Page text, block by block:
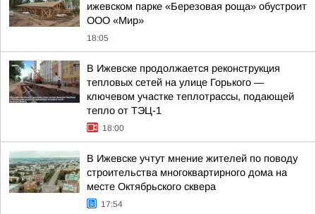
ижевском парке «Березовая роща» обустроит
ООО «Мир»
18:05
В Ижевске продолжается реконструкция
тепловых сетей на улице Горького —
ключевом участке теплотрассы, подающей
тепло от ТЭЦ-1
18:00
В Ижевске учтут мнение жителей по поводу
строительства многоквартирного дома на
месте Октябрьского сквера
17:54